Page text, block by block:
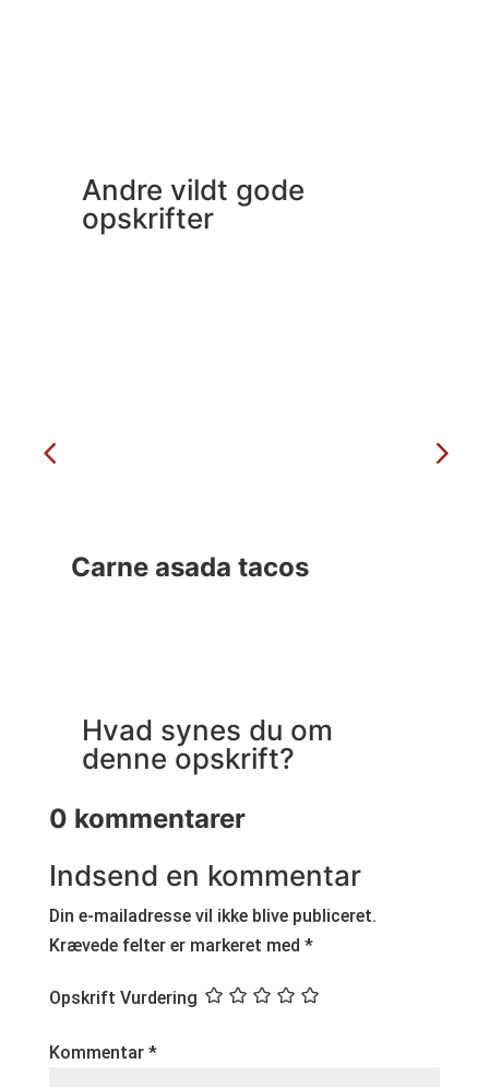
Andre vildt gode
opskrifter
Carne asada tacos
Hvad synes du om
denne opskrift?
0 kommentarer
Indsend en kommentar
Din e-mailadresse vil ikke blive publiceret.
Krævede felter er markeret med *
Opskrift Vurdering
Kommentar *